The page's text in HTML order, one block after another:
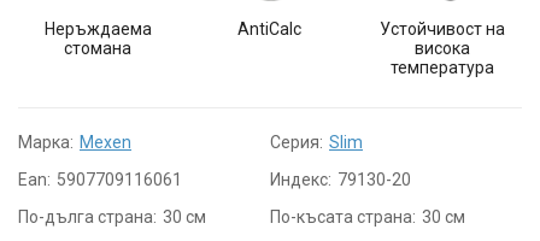
Неръждаема
стомана
AntiCalc
Устойчивост на
висока
температура
Марка: Mexen Серия: Slim
Ean: 5907709116061 Индекс: 79130-20
По-дълга страна: 30 см По-късата страна: 30 см